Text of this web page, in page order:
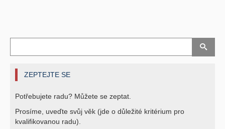
ZEPTEJTE SE
Potřebujete radu? Můžete se zeptat.
Prosíme, uveďte svůj věk (jde o důležité kritérium pro
kvalifikovanou radu).